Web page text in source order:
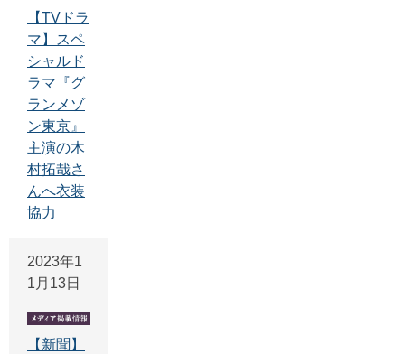
【TVドラ
マ】スペ
シャルド
ラマ『グ
ランメゾ
ン東京』
主演の木
村拓哉さ
んへ衣装
協力
2023年1
1月13日
【新聞】